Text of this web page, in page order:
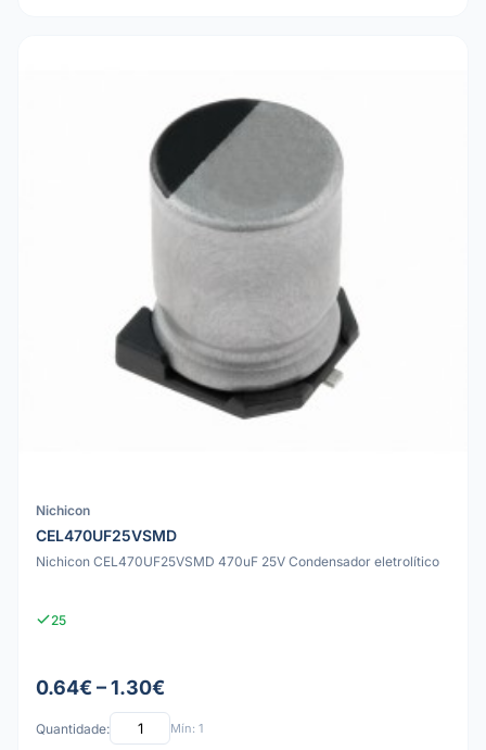
Nichicon
CEL470UF25VSMD
Nichicon CEL470UF25VSMD 470uF 25V Condensador eletrolítico
25
0.64€ – 1.30€
Quantidade: Mín: 1